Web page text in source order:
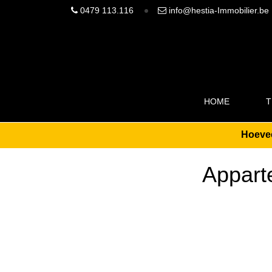
0479 113.116 info@hestia-Immobilier.be
HOME